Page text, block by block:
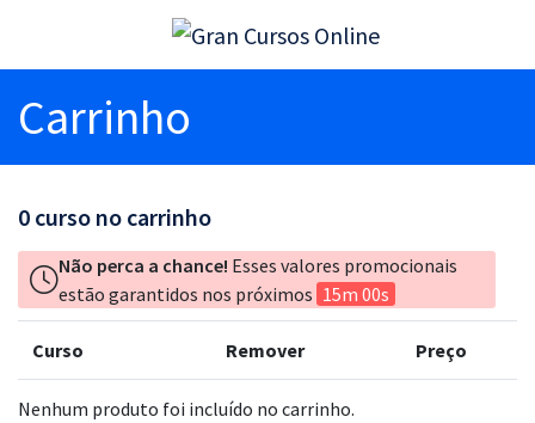
Carrinho
0 curso no carrinho
Não perca a chance! Esses valores promocionais
estão garantidos nos próximos 15m 00s
Curso Remover Preço
Nenhum produto foi incluído no carrinho.